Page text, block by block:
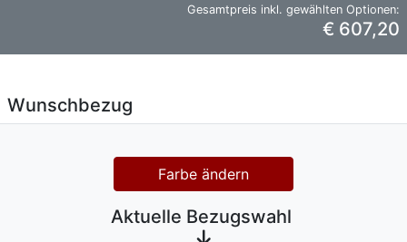
Gesamtpreis inkl. gewählten Optionen:
€ 607,20
Wunschbezug
Farbe ändern
Aktuelle Bezugswahl